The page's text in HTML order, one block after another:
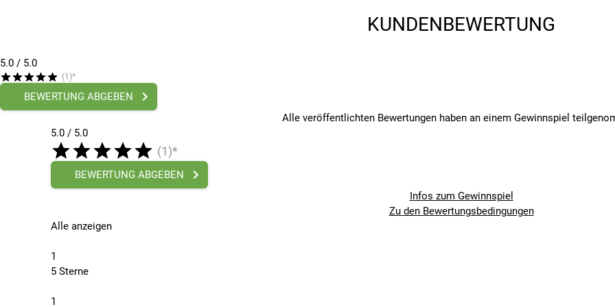
KUNDENBEWERTUNG
5.0 / 5.0
(1)*
BEWERTUNG ABGEBEN
Alle veröffentlichten Bewertungen haben an einem Gewinnspiel
5.0 / 5.0
(1)*
BEWERTUNG ABGEBEN
Infos zum Gewinnspiel
Zu den Bewertungsbedingungen
Alle anzeigen
1
5 Sterne
1